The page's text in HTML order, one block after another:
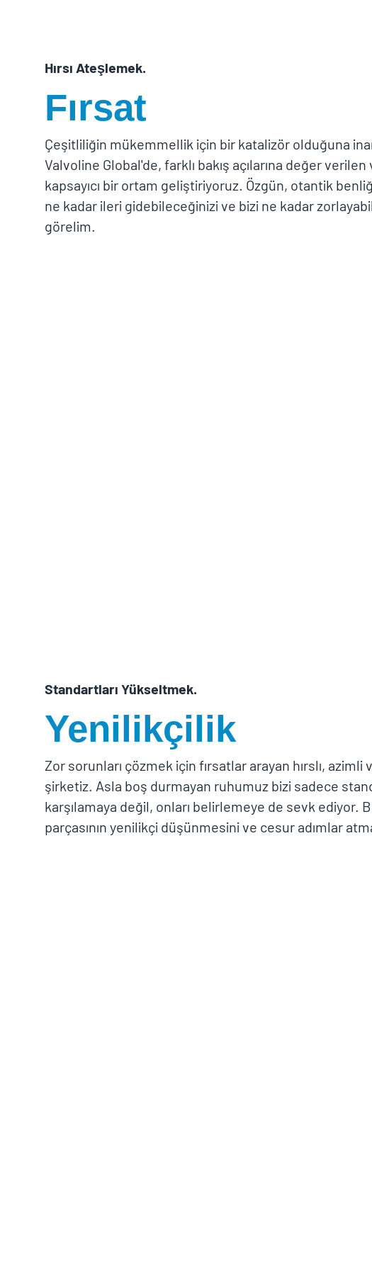
Hırsı Ateşlemek.
Fırsat
Çeşitliliğin mükemmellik için bir katalizör olduğuna
Valvoline Global'de, farklı bakış açılarına değer verilen
kapsayıcı bir ortam geliştiriyoruz. Özgün, otantik
ne kadar ileri gidebileceğinizi ve bizi ne kadar
görelim.
Standartları Yükseltmek.
Yenilikçilik
Zor sorunları çözmek için fırsatlar arayan hırslı, azimli
şirketiz. Asla boş durmayan ruhumuz bizi sadece
karşılamaya değil, onları belirlemeye de sevk ediyor.
parçasının yenilikçi düşünmesini ve cesur adımlar